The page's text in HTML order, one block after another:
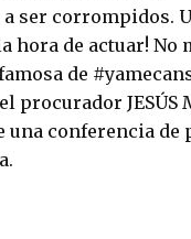
ser corrompidos.
hora de actuar! No
de
procurador JESÚS
una conferencia de